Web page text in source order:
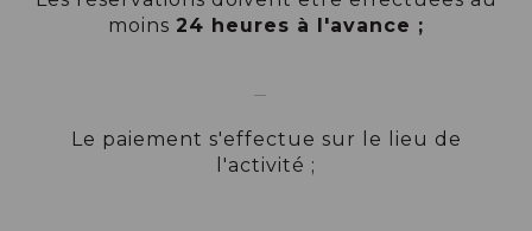
moins 24 heures à l'avance ;
Le paiement s'effectue sur le lieu de
l'activité ;